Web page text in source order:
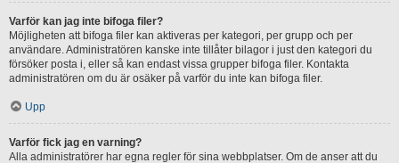
Varför kan jag inte bifoga filer?
Möjligheten att bifoga filer kan aktiveras per kategori, per grupp och per
användare. Administratören kanske inte tillåter bilagor i just den kategori du
försöker posta i, eller så kan endast vissa grupper bifoga filer. Kontakta
administratören om du är osäker på varför du inte kan bifoga filer.
Upp
Varför fick jag en varning?
Alla administratörer har egna regler för sina webbplatser. Om de anser att du